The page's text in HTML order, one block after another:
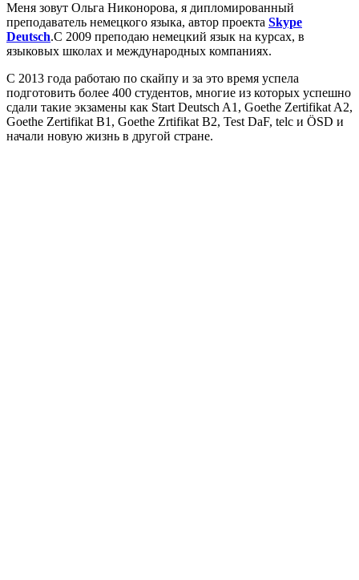
Меня зовут Ольга Никонорова, я дипломированный
преподаватель немецкого языка, автор проекта Skype
Deutsch.C 2009 преподаю немецкий язык на курсах, в
языковых школах и международных компаниях.
С 2013 года работаю по скайпу и за это время успела
подготовить более 400 студентов, многие из которых успешно
сдали такие экзамены как Start Deutsch A1, Goethe Zertifikat A2,
Goethe Zertifikat B1, Goethe Zrtifikat B2, Test DaF, telc и ÖSD и
начали новую жизнь в другой стране.